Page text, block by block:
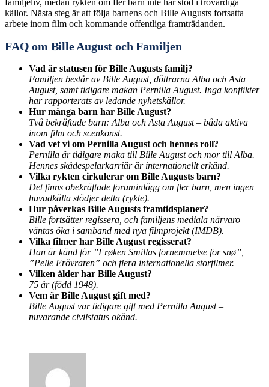
familjeliv, medan rykten om fler barn inte har stöd i trovärdiga
källor. Nästa steg är att följa barnens och Bille Augusts fortsatta
arbete inom film och kommande offentliga framträdanden.
FAQ om Bille August och Familjen
Vad är statusen för Bille Augusts familj?
Familjen består av Bille August, döttrarna Alba och Asta
August, samt tidigare makan Pernilla August. Inga konflikter
har rapporterats av ledande nyhetskällor.
Hur många barn har Bille August?
Två bekräftade barn: Alba och Asta August – båda aktiva
inom film och scenkonst.
Vad vet vi om Pernilla August och hennes roll?
Pernilla är tidigare maka till Bille August och mor till Alba.
Hennes skådespelarkarriär är internationellt erkänd.
Vilka rykten cirkulerar om Bille Augusts barn?
Det finns obekräftade foruminlägg om fler barn, men ingen
huvudkälla stödjer detta (rykte).
Hur påverkas Bille Augusts framtidsplaner?
Bille fortsätter regissera, och familjens mediala närvaro
väntas öka i samband med nya filmprojekt (IMDB).
Vilka filmer har Bille August regisserat?
Han är känd för ”Frøken Smillas fornemmelse for snø”,
”Pelle Erövraren” och flera internationella storfilmer.
Vilken ålder har Bille August?
75 år (född 1948).
Vem är Bille August gift med?
Bille August var tidigare gift med Pernilla August –
nuvarande civilstatus okänd.